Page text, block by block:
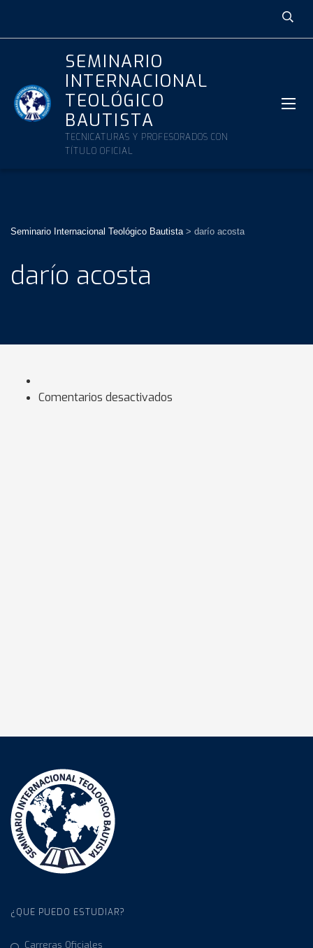
SEMINARIO
INTERNACIONAL
TEOLÓGICO
BAUTISTA
TECNICATURAS Y PROFESORADOS CON
TÍTULO OFICIAL
Seminario Internacional Teológico Bautista> darío acosta
darío acosta
Comentarios desactivados
¿QUE PUEDO ESTUDIAR?
Carreras Oficiales